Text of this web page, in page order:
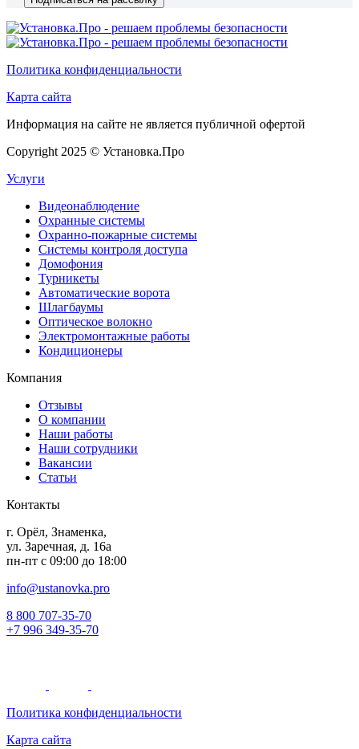
Политика конфиденциальности
Карта сайта
Информация на сайте не является публичной офертой
Copyright 2025 © Установка.Про
Услуги
Видеонаблюдение
Охранные системы
Охранно-пожарные системы
Системы контроля доступа
Домофония
Турникеты
Автоматические ворота
Шлагбаумы
Оптическое волокно
Электромонтажные работы
Кондиционеры
Компания
Отзывы
О компании
Наши работы
Наши сотрудники
Вакансии
Статьи
Контакты
г. Орёл, Знаменка,
ул. Заречная, д. 16а
пн-пт с 09:00 до 18:00
info@ustanovka.pro
8 800 707-35-70
+7 996 349-35-70
Политика конфиденциальности
Карта сайта